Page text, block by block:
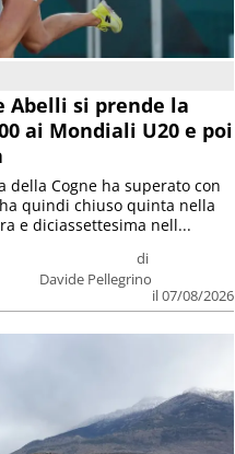
si prende la
ai Mondiali U20 e poi
di
Davide Pellegrino
il 07/08/2026
della Cogne ha superato con
quindi chiuso quinta nella
e diciassettesima nell...